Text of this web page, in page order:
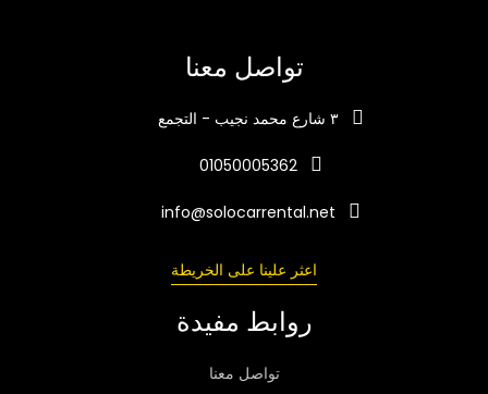
تواصل معنا
٣ شارع محمد نجيب - التجمع
01050005362
info@solocarrental.net
اعثر علينا على الخريطة
روابط مفيدة
تواصل معنا